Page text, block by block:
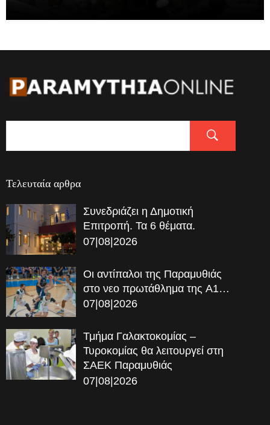
Τελευταία αρθρα
Συνεδριάζει η Δημοτική
Επιτροπή. Τα 6 θέματα.
07|08|2026
Οι αντίπαλοι της Παραμυθιάς
στο νεο πρωτάθλημα της A1…
07|08|2026
Τμήμα Γαλακτοκομίας –
Τυροκομίας θα λειτουργεί στη
ΣΑΕΚ Παραμυθιάς
07|08|2026